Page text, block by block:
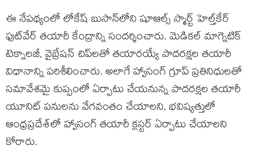
ఈ నేపథ్యంలో లోకేష్ బుసాన్‌లోని షూఆల్స్ స్మార్ట్ హెల్త్‌కేర్
ఫుట్‌వేర్ తయారీ కేంద్రాన్ని సందర్శించారు. మెడికల్ మాగ్నెటిక్
టెక్నాలజీ, వైబ్రేషన్ చిప్‌లతో తయారయ్యే పాదరక్షల తయారీ
విధానాన్ని పరిశీలించారు. అలాగే హ్వాసంగ్ గ్రూప్ ప్రతినిధులతో
సమావేశమై కుప్పంలో ఏర్పాటు చేయనున్న పాదరక్షల తయారీ
యూనిట్ పనులను వేగవంతం చేయాలని, భవిష్యత్తులో
ఆంధ్రప్రదేశ్‌లో హ్వాసంగ్ తయారీ క్లస్టర్ ఏర్పాటు చేయాలని
కోరారు.